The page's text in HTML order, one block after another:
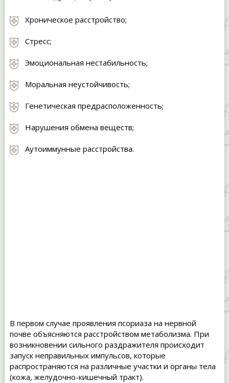
Хроническое расстройство;
Стресс;
Эмоциональная нестабильность;
Моральная неустойчивость;
Генетическая предрасположенность;
Нарушения обмена веществ;
Аутоиммунные расстройства.
В первом случае проявления псориаза на нервной
почве объясняются расстройством метаболизма. При
возникновении сильного раздражителя происходит
запуск неправильных импульсов, которые
распространяются на различные участки и органы тела
(кожа, желудочно-кишечный тракт).